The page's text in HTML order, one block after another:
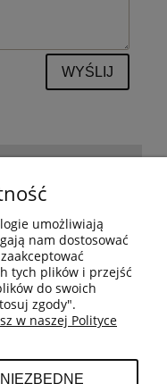
WYŚLIJ
umożliwiają
nam dostosować
tych plików i przejść
do swoich
zgody".
w naszej Polityce